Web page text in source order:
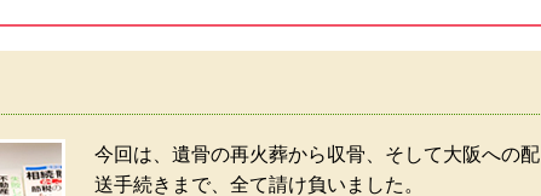
今回は、遺骨の再火葬から収骨、そして大阪への配
送手続きまで、全て請け負いました。